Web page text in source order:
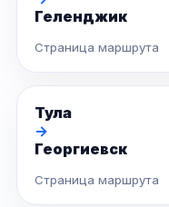
Геленджик
Страница маршрута
Тула
→
Георгиевск
Страница маршрута